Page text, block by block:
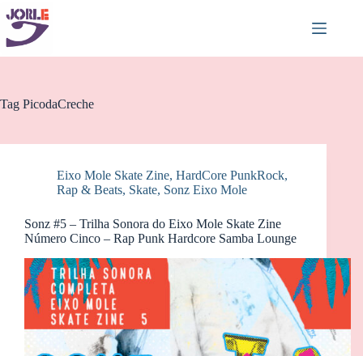
Pular
para
conteúdo
Tag PicodaCreche
Eixo Mole Skate Zine, HardCore PunkRock,
Rap & Beats, Skate, Sonz Eixo Mole
Sonz #5 – Trilha Sonora do Eixo Mole Skate Zine
Número Cinco – Rap Punk Hardcore Samba Lounge